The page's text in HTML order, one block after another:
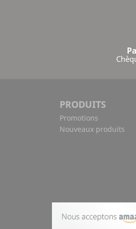
PRODUITS
Promotions
Nouveaux produits